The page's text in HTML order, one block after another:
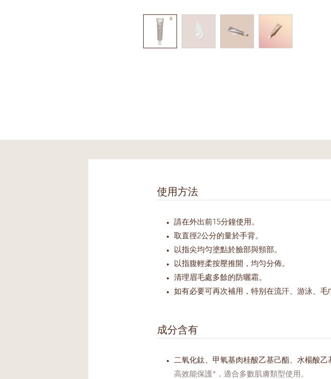
使用方法
請在外出前15分鐘使用。
取直徑2公分的量於手背。
以指尖均匀塗點於臉部與頸部。
以指腹輕柔按壓推開，均匀分佈。
清理眉毛處多餘的防曬霜。
如有必要可再次補用，特别在流汗、游泳、毛
成分含有
二氧化鈦、甲氧基肉桂酸乙基己酯、水楊酸乙
高效能保護*，適合多數肌膚類型使用。